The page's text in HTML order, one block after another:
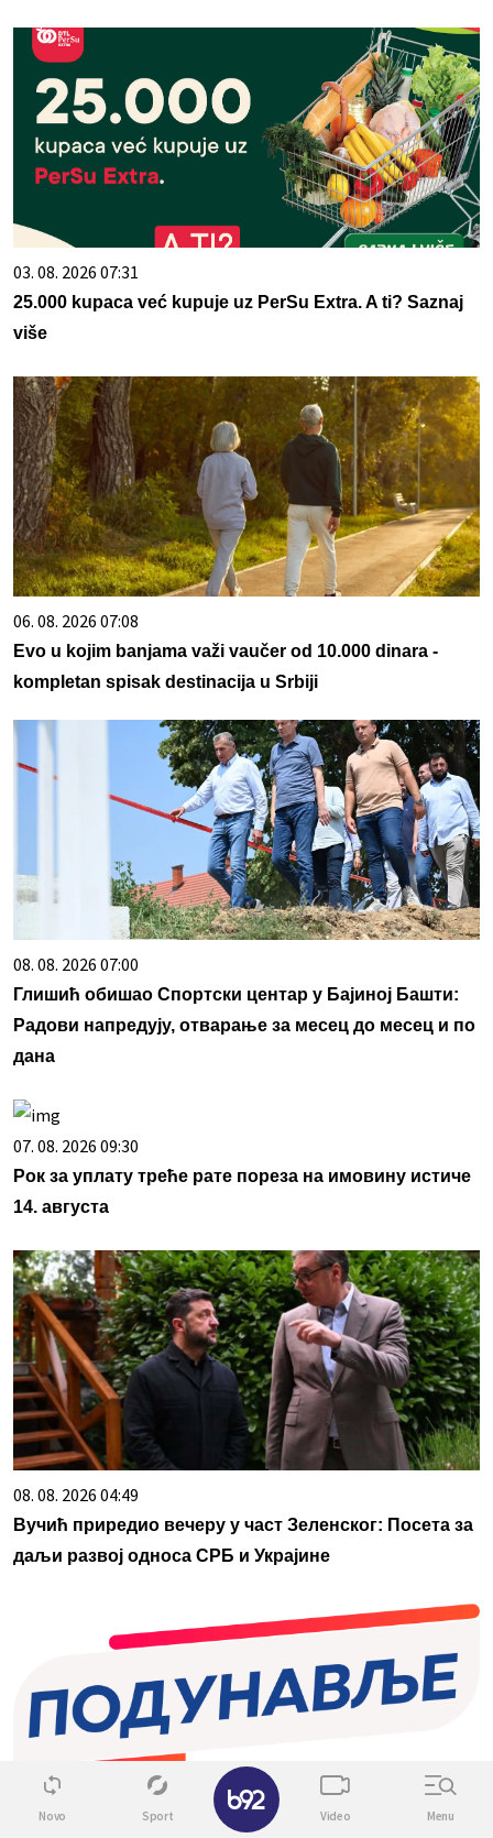
03. 08. 2026 07:31
25.000 kupaca već kupuje uz PerSu Extra. A ti? Saznaj
više
06. 08. 2026 07:08
Evo u kojim banjama važi vaučer od 10.000 dinara -
kompletan spisak destinacija u Srbiji
08. 08. 2026 07:00
Глишић обишао Спортски центар у Бајиној Башти:
Радови напредују, отварање за месец до месец и по
дана
07. 08. 2026 09:30
Рок за уплату треће рате пореза на имовину истиче
14. августа
08. 08. 2026 04:49
Вучић приредио вечеру у част Зеленског: Посета за
даљи развој односа СРБ и Украјине
Novo Sport Video Menu
✕